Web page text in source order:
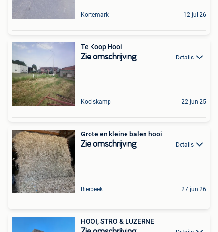
Kortemark 12 jul 26
Te Koop Hooi
Zie omschrijving Details
Koolskamp 22 jun 25
Grote en kleine balen hooi
Zie omschrijving Details
Bierbeek 27 jun 26
HOOI, STRO & LUZERNE